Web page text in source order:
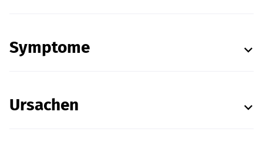
Symptome
Ursachen